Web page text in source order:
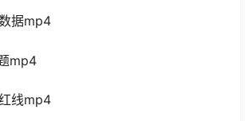
据mp4
mp4
线mp4